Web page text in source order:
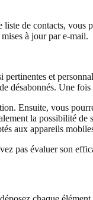
de contacts,
à jour par e-mail.
et
Une
Ensuite, vous
la possibilité
aux appareils
pas évaluer son